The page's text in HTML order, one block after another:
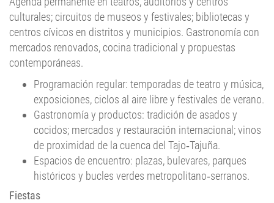
culturales; circuitos de museos y festivales; bibliotecas y
centros cívicos en distritos y municipios. Gastronomía con
mercados renovados, cocina tradicional y propuestas
contemporáneas.
Programación regular: temporadas de teatro y música,
exposiciones, ciclos al aire libre y festivales de verano.
Gastronomía y productos: tradición de asados y
cocidos; mercados y restauración internacional; vinos
de proximidad de la cuenca del Tajo‑Tajuña.
Espacios de encuentro: plazas, bulevares, parques
históricos y bucles verdes metropolitano‑serranos.
Fiestas